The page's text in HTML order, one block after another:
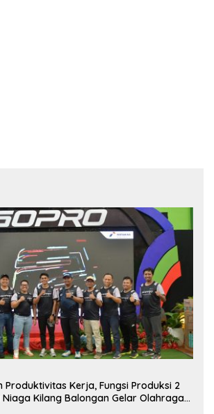
Produktivitas Kerja, Fungsi Produksi 2
Kilang Balongan Gelar Olahraga